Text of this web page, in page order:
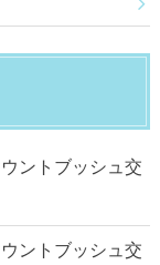
ントブッシュ交
ントブッシュ交